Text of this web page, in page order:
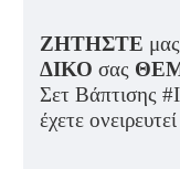
ΖΗΤΗΣΤΕ
ΔΙΚΟ σας
Σετ Βάπτισης #
έχετε ονειρευτεί